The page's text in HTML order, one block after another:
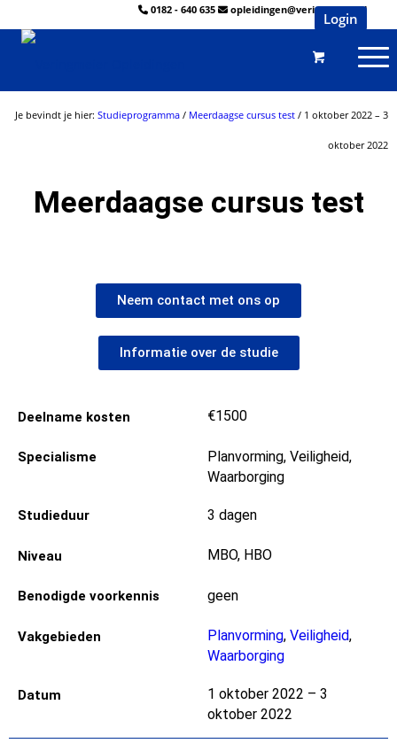
0182 - 640 635 opleidingen@veringmeier.nl
Login
Je bevindt je hier: Studieprogramma / Meerdaagse cursus test / 1 oktober 2022 – 3
oktober 2022
Meerdaagse cursus test
Neem contact met ons op
Informatie over de studie
Deelname kosten €1500
Specialisme
Planvorming, Veiligheid,
Waarborging
Studieduur 3 dagen
Niveau MBO, HBO
Benodigde voorkennis geen
Vakgebieden Planvorming, Veiligheid,
Waarborging
Datum
1 oktober 2022 – 3
oktober 2022